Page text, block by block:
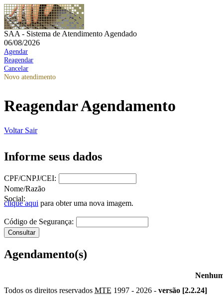
SAA - Sistema de Atendimento Agendado
06/08/2026
Agendar
Reagendar
Cancelar
Novo atendimento
Reagendar Agendamento
Voltar Sair
Informe seus dados
CPF/CNPJ/CEI:
Nome/Razão
Social:
clique aqui para obter uma nova imagem.
Código de Segurança:
Agendamento(s)
Todos os direitos reservados MTE 1997 - 2026 - versão [2.2.24]